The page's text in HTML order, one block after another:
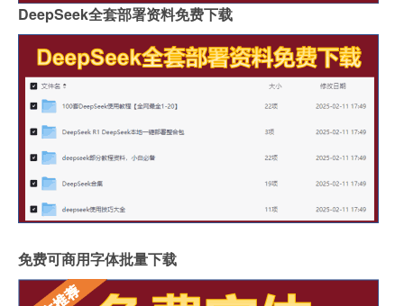
DeepSeek全套部署资料免费下载
免费可商用字体批量下载